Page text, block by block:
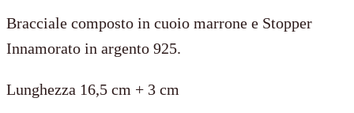
Marrone
+
Innamorato
Bracciale composto in cuoio marrone e Stopper
Innamorato in argento 925.
Lunghezza 16,5 cm + 3 cm